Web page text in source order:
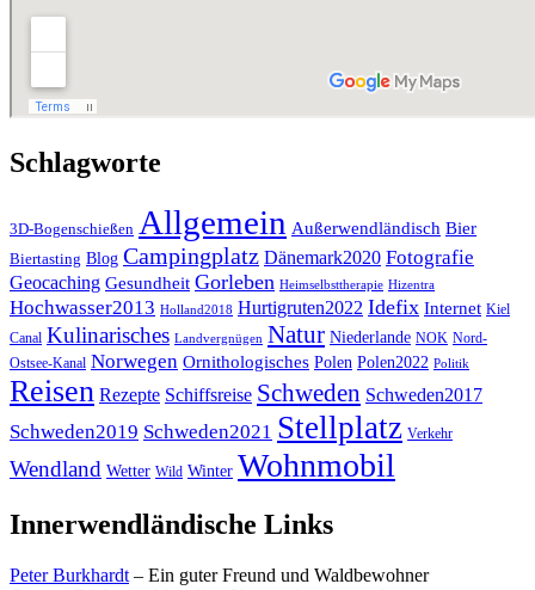
Schlagworte
3D-Bogenschießen Allgemein Außerwendländisch Bier
Biertasting Blog Campingplatz Dänemark2020 Fotografie
Geocaching Gesundheit Gorleben Heimselbsttherapie Hizentra
Hochwasser2013 Holland2018 Hurtigruten2022 Idefix Internet Kiel
Canal Kulinarisches Landvergnügen Natur Niederlande NOK Nord-
Ostsee-Kanal Norwegen Ornithologisches Polen Polen2022 Politik
Reisen Rezepte Schiffsreise Schweden Schweden2017
Schweden2019 Schweden2021 Stellplatz Verkehr
Wendland Wetter Wild Winter Wohnmobil
Innerwendländische Links
Peter Burkhardt – Ein guter Freund und Waldbewohner